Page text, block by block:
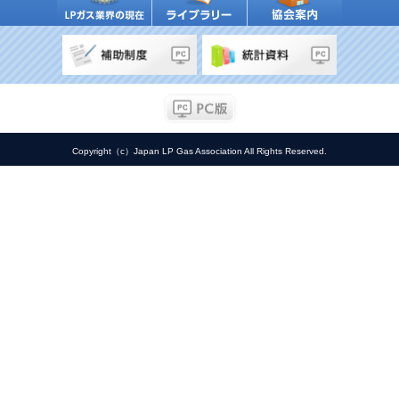
Copyright（c）Japan LP Gas Association All Rights Reserved.